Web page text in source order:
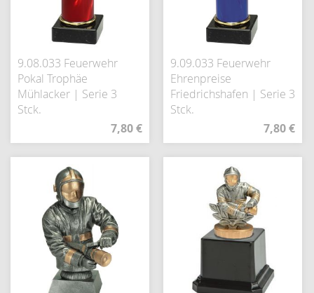
9.08.033 Feuerwehr
Pokal Trophäe
Mühlacker | Serie 3
Stck.
7,80 €
9.09.033 Feuerwehr
Ehrenpreise
Friedrichshafen | Serie 3
Stck.
7,80 €